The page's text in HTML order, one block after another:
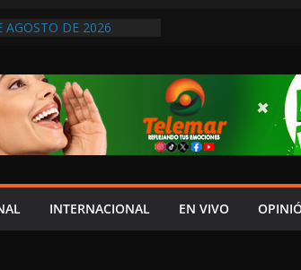
AGOSTO DE 2026
CIERRA TRAMO DE
Y CAUSA CAOS VIAL;
¿Y LA
INTERNACIONAL EN VIVO